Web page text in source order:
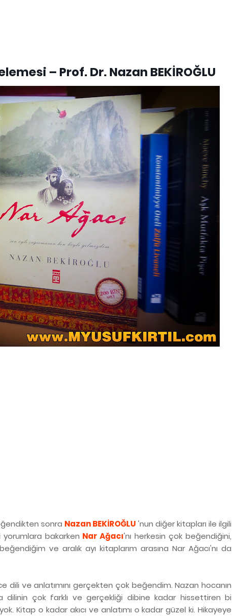
– Prof. Dr. Nazan BEKİROĞLU
sonra Nazan BEKİROĞLU 'nun diğer kitapları ile ilgili
bakarken Nar Ağacı'nı herkesin çok beğendiğini,
ve aralık ayı kitaplarım arasına Nar Ağacı'nı da
dili ve anlatımını gerçekten çok beğendim. Nazan hocanın
dilinin çok farklı ve gerçekliği dibine kadar hissettiren bi
Kitap o kadar akıcı ve anlatımı o kadar güzel ki. Hikayeye